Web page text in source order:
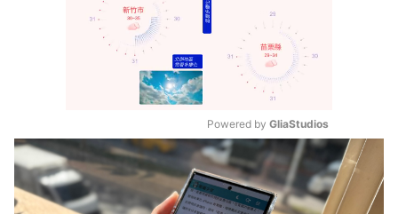
Mute
Powered by GliaStudios